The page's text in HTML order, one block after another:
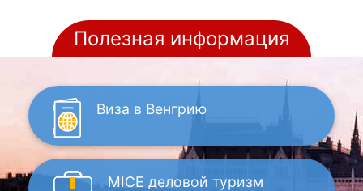
Полезная информация
Виза в Венгрию
MICE деловой туризм